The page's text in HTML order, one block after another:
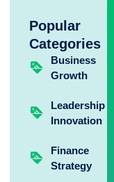
Popular
Categories
Business
Growth
Leadership
Innovation
Finance
Strategy